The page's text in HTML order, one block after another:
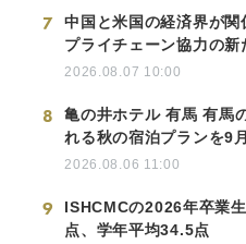
7
中国と米国の経済界が関
プライチェーン協力の新
2026.08.07 10:00
8
亀の井ホテル 有馬 有馬
れる秋の宿泊プランを9
2026.08.06 11:00
9
ISHCMCの2026年卒業
点、学年平均34.5点